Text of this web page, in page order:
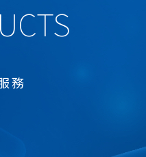
務